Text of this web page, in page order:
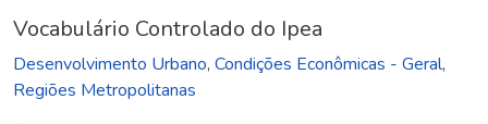
Vocabulário Controlado do Ipea
Desenvolvimento Urbano, Condições Econômicas - Geral,
Regiões Metropolitanas